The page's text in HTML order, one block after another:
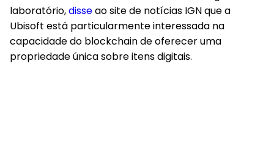
laboratório,disseao site de notícias IGN que a
Ubisoft está particularmente interessada na
capacidade do blockchain de oferecer uma
propriedade única sobre itens digitais.